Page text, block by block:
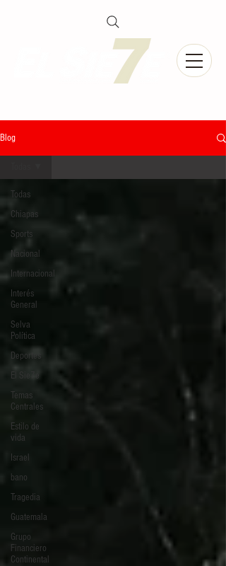
Blog
Todas
Chiapas
Sports
Nacional
Internacional
Interés
General
Selva
Política
Deportes
El Sie7e
Temas
Centrales
Estilo de
vida
Israel
bano
Tragedia
Guatemala
Grupo
Financiero
Continental